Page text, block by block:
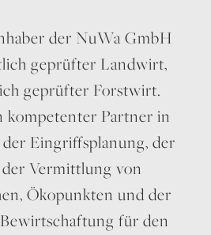
der NuWa GmbH
geprüfter Landwirt,
geprüfter Forstwirt.
kompetenter Partner in
Eingriffsplanung, der
Vermittlung von
Ökopunkten und der
für den